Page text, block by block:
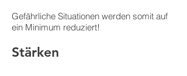
Gefährliche Situationen werden somit auf
ein Minimum reduziert!
Stärken